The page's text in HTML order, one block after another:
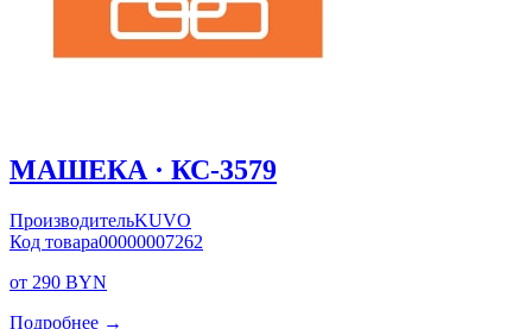
МАШЕКА · КС-3579
ПроизводительKUVO
Код товара00000007262
от 290 BYN
Подробнее →